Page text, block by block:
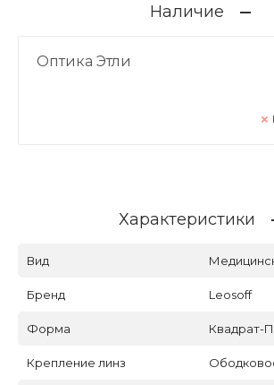
Наличие
Оптика Этли
Характеристики
Вид
Бренд Leosoff
Форма Квадрат-
Крепление линз